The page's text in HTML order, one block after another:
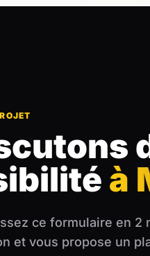
à
ce formulaire en 2
et vous propose un